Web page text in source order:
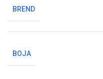
BREND
BOJA